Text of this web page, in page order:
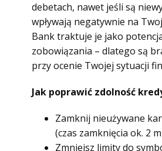
debetach, nawet jeśli są
wpływają negatywnie na
Bank traktuje je jako
zobowiązania – dlatego są
przy ocenie Twojej sytuacji
Jak poprawić zdolność
Zamknij nieużywane
(czas zamknięcia ok. 2
Zmniejsz limity do